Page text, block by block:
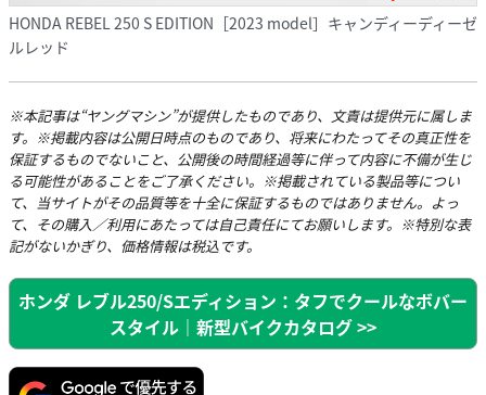
HONDA REBEL 250 S EDITION［2023 model］キャンディーディーゼ
ルレッド
※本記事は“ヤングマシン”が提供したものであり、文責は提供元に属しま
す。※掲載内容は公開日時点のものであり、将来にわたってその真正性を
保証するものでないこと、公開後の時間経過等に伴って内容に不備が生じ
る可能性があることをご了承ください。※掲載されている製品等につい
て、当サイトがその品質等を十全に保証するものではありません。よっ
て、その購入／利用にあたっては自己責任にてお願いします。※特別な表
記がないかぎり、価格情報は税込です。
ホンダ レブル250/Sエディション：タフでクールなボバー
スタイル｜新型バイクカタログ >>